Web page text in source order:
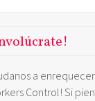
a
Control! Si